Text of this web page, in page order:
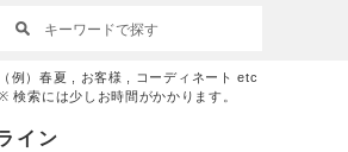
（例）春夏 , お客様 , コーディネート etc
検索には少しお時間がかかります。
イン